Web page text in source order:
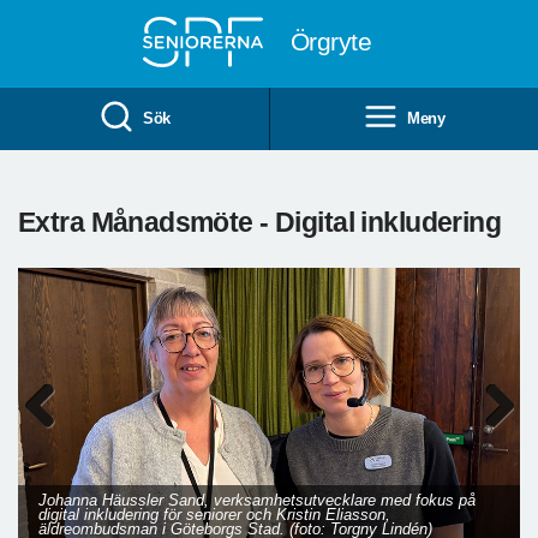
Örgryte
Sök Meny
Extra Månadsmöte - Digital inkludering
Johanna Häussler Sand, verksamhetsutvecklare med fokus på
digital inkludering för seniorer och Kristin Eliasson,
äldreombudsman i Göteborgs Stad. (foto: Torgny Lindén)
Previous Next